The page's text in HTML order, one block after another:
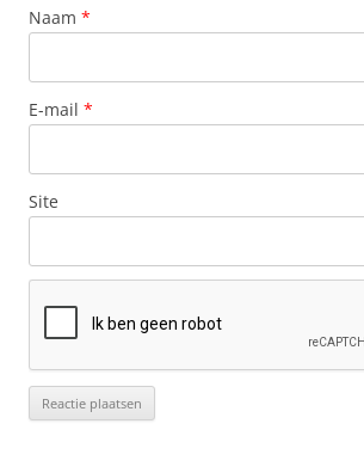
Naam *
E-mail *
Site